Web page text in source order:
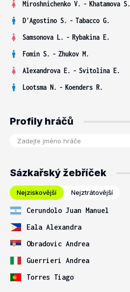
Miroshnichenko V. - Khatamova S.
D'Agostino S. - Tabacco G.
Samsonova L. - Rybakina E.
Fomin S. - Zhukov M.
Alexandrova E. - Svitolina E.
Lootsma N. - Koenders R.
Profily hráčů
Sázkařský žebříček
Nejziskovější Nejztrátovější
Cerundolo Juan Manuel
Eala Alexandra
Obradovic Andrea
Guerrieri Andrea
Torres Tiago